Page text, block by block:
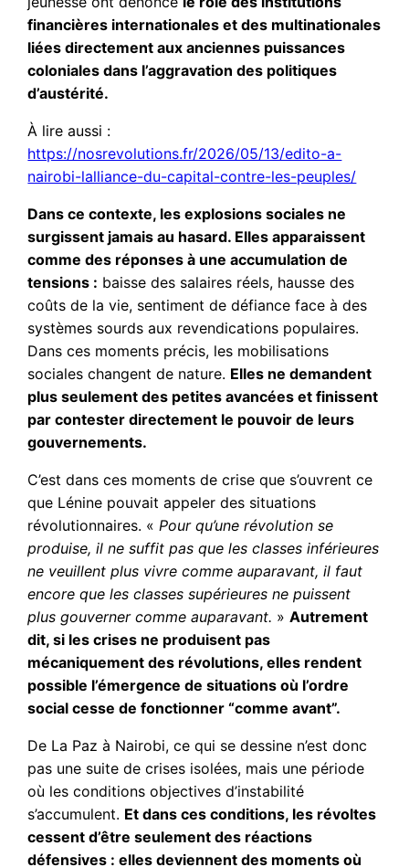
financières internationales et des multinationales
liées directement aux anciennes puissances
coloniales dans l’aggravation des politiques
d’austérité.
À lire aussi :
https://nosrevolutions.fr/2026/05/13/edito-a-
nairobi-lalliance-du-capital-contre-les-peuples/
Dans ce contexte, les explosions sociales ne
surgissent jamais au hasard. Elles apparaissent
comme des réponses à une accumulation de
tensions : baisse des salaires réels, hausse des
coûts de la vie, sentiment de défiance face à des
systèmes sourds aux revendications populaires.
Dans ces moments précis, les mobilisations
sociales changent de nature. Elles ne demandent
plus seulement des petites avancées et finissent
par contester directement le pouvoir de leurs
gouvernements.
C’est dans ces moments de crise que s’ouvrent ce
que Lénine pouvait appeler des situations
révolutionnaires. «Pour qu’une révolution se
produise, il ne suffit pas que les classes inférieures
ne veuillent plus vivre comme auparavant, il faut
encore que les classes supérieures ne puissent
plus gouverner comme auparavant. »Autrement
dit, si les crises ne produisent pas
mécaniquement des révolutions, elles rendent
possible l’émergence de situations où l’ordre
social cesse de fonctionner “comme avant”.
De La Paz à Nairobi, ce qui se dessine n’est donc
pas une suite de crises isolées, mais une période
où les conditions objectives d’instabilité
s’accumulent. Et dans ces conditions, les révoltes
cessent d’être seulement des réactions
défensives : elles deviennent des moments où